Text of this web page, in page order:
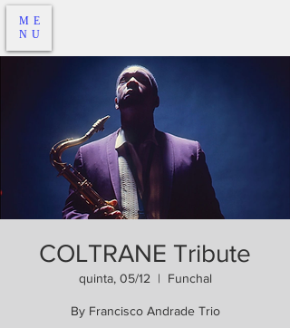
ME
NU
COLTRANE Tribute
quinta, 05/12
  |
Funchal
By Francisco Andrade Trio